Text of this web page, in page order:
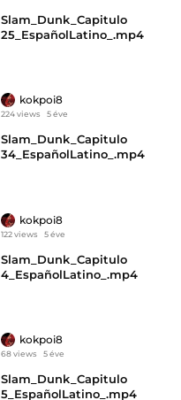
Slam_Dunk_Capitulo
25_EspañolLatino_.mp4
kokpoi8
224 views 5 éve
Slam_Dunk_Capitulo
34_EspañolLatino_.mp4
kokpoi8
122 views 5 éve
Slam_Dunk_Capitulo
4_EspañolLatino_.mp4
kokpoi8
68 views 5 éve
Slam_Dunk_Capitulo
5_EspañolLatino_.mp4